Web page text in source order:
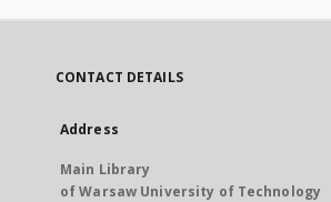
CONTACT DETAILS
Address
Main Library
of Warsaw University of Technology